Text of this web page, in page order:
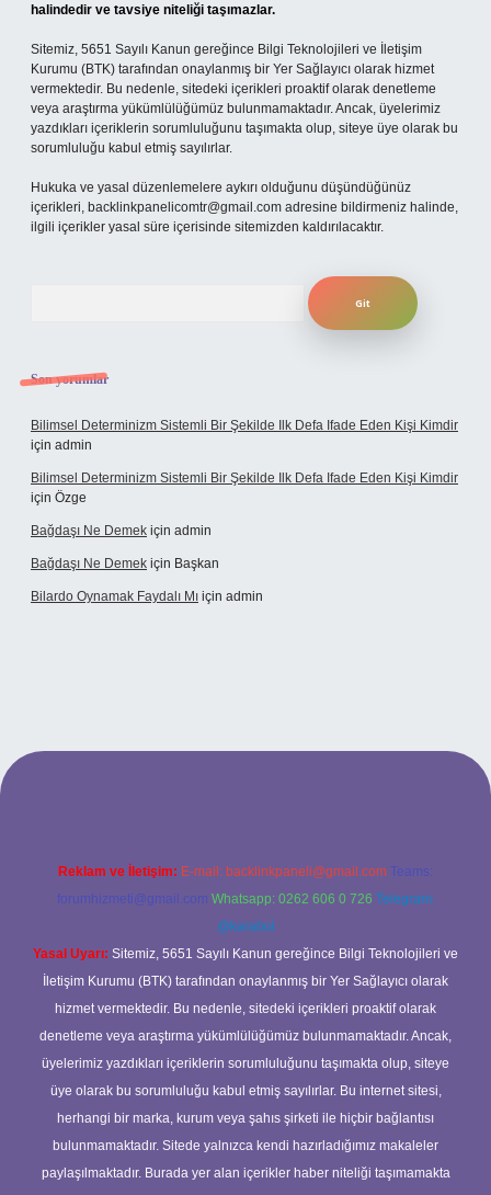
halindedir ve tavsiye niteliği taşımazlar.
Sitemiz, 5651 Sayılı Kanun gereğince Bilgi Teknolojileri ve İletişim
Kurumu (BTK) tarafından onaylanmış bir Yer Sağlayıcı olarak hizmet
vermektedir. Bu nedenle, sitedeki içerikleri proaktif olarak denetleme
veya araştırma yükümlülüğümüz bulunmamaktadır. Ancak, üyelerimiz
yazdıkları içeriklerin sorumluluğunu taşımakta olup, siteye üye olarak bu
sorumluluğu kabul etmiş sayılırlar.
Hukuka ve yasal düzenlemelere aykırı olduğunu düşündüğünüz
içerikleri, backlinkpanelicomtr@gmail.com adresine bildirmeniz halinde,
ilgili içerikler yasal süre içerisinde sitemizden kaldırılacaktır.
Son yorumlar
Bilimsel Determinizm Sistemli Bir Şekilde Ilk Defa Ifade Eden Kişi Kimdir
için admin
Bilimsel Determinizm Sistemli Bir Şekilde Ilk Defa Ifade Eden Kişi Kimdir
için Özge
Bağdaşı Ne Demek için admin
Bağdaşı Ne Demek için Başkan
Bilardo Oynamak Faydalı Mı için admin
sitesi
Reklam ve İletişim: E-mail: backlinkpaneli@gmail.com Teams:
forumhizmeti@gmail.com Whatsapp: 0262 606 0 726 Telegram:
@karabul
Yasal Uyarı: Sitemiz, 5651 Sayılı Kanun gereğince Bilgi Teknolojileri ve
İletişim Kurumu (BTK) tarafından onaylanmış bir Yer Sağlayıcı olarak
hizmet vermektedir. Bu nedenle, sitedeki içerikleri proaktif olarak
denetleme veya araştırma yükümlülüğümüz bulunmamaktadır. Ancak,
üyelerimiz yazdıkları içeriklerin sorumluluğunu taşımakta olup, siteye
üye olarak bu sorumluluğu kabul etmiş sayılırlar. Bu internet sitesi,
herhangi bir marka, kurum veya şahıs şirketi ile hiçbir bağlantısı
bulunmamaktadır. Sitede yalnızca kendi hazırladığımız makaleler
paylaşılmaktadır. Burada yer alan içerikler haber niteliği taşımamakta